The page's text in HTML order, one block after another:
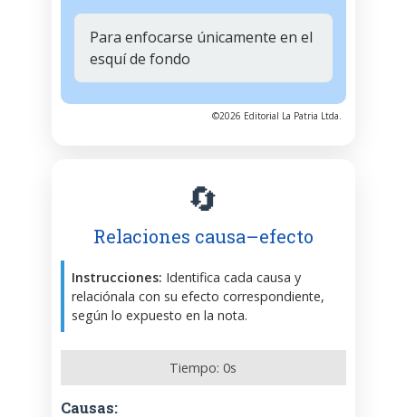
Para enfocarse únicamente en el
esquí de fondo
©2026 Editorial La Patria Ltda.
🔄
Relaciones causa–efecto
Instrucciones: Identifica cada causa y
relaciónala con su efecto correspondiente,
según lo expuesto en la nota.
Tiempo: 0s
Causas: